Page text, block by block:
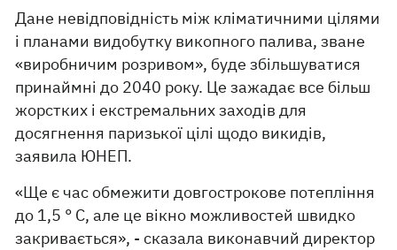
Дане невідповідність між кліматичними цілями
і планами видобутку викопного палива, зване
«виробничим розривом», буде збільшуватися
принаймні до 2040 року. Це зажадає все більш
жорстких і екстремальних заходів для
досягнення паризької цілі щодо викидів,
заявила ЮНЕП.
«Ще є час обмежити довгострокове потепління
до 1,5 ° C, але це вікно можливостей швидко
закривається», - сказала виконавчий директор